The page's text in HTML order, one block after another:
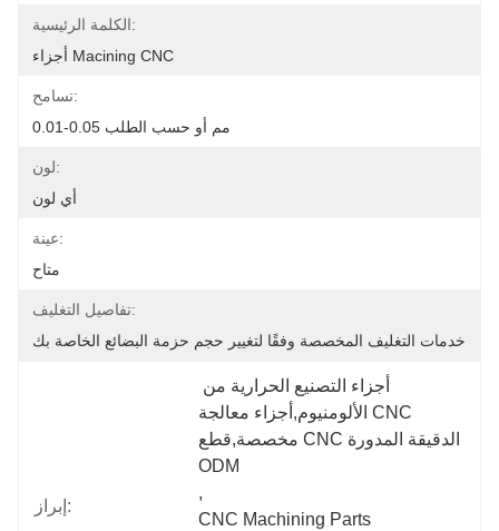
الكلمة الرئيسية:
أجزاء Macining CNC
تسامح:
0.01-0.05 مم أو حسب الطلب
لون:
أي لون
عينة:
متاح
تفاصيل التغليف:
خدمات التغليف المخصصة وفقًا لتغيير حجم حزمة البضائع الخاصة بك
إبراز:
الألومنيوم,أجزاء معالجة CNC
مخصصة,قطع CNC الدقيقة المدورة
ODM
,
CNC Machining Parts